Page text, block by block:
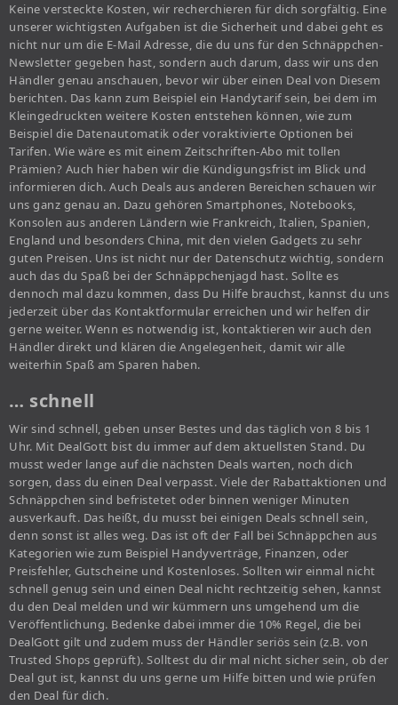
Keine versteckte Kosten, wir recherchieren für dich sorgfältig. Eine
unserer wichtigsten Aufgaben ist die Sicherheit und dabei geht es
nicht nur um die E-Mail Adresse, die du uns für den Schnäppchen-
Newsletter gegeben hast, sondern auch darum, dass wir uns den
Händler genau anschauen, bevor wir über einen Deal von Diesem
berichten. Das kann zum Beispiel ein Handytarif sein, bei dem im
Kleingedruckten weitere Kosten entstehen können, wie zum
Beispiel die Datenautomatik oder voraktivierte Optionen bei
Tarifen. Wie wäre es mit einem Zeitschriften-Abo mit tollen
Prämien? Auch hier haben wir die Kündigungsfrist im Blick und
informieren dich. Auch Deals aus anderen Bereichen schauen wir
uns ganz genau an. Dazu gehören Smartphones, Notebooks,
Konsolen aus anderen Ländern wie Frankreich, Italien, Spanien,
England und besonders China, mit den vielen Gadgets zu sehr
guten Preisen. Uns ist nicht nur der Datenschutz wichtig, sondern
auch das du Spaß bei der Schnäppchenjagd hast. Sollte es
dennoch mal dazu kommen, dass Du Hilfe brauchst, kannst du uns
jederzeit über das Kontaktformular erreichen und wir helfen dir
gerne weiter. Wenn es notwendig ist, kontaktieren wir auch den
Händler direkt und klären die Angelegenheit, damit wir alle
weiterhin Spaß am Sparen haben.
… schnell
Wir sind schnell, geben unser Bestes und das täglich von 8 bis 1
Uhr. Mit DealGott bist du immer auf dem aktuellsten Stand. Du
musst weder lange auf die nächsten Deals warten, noch dich
sorgen, dass du einen Deal verpasst. Viele der Rabattaktionen und
Schnäppchen sind befristetet oder binnen weniger Minuten
ausverkauft. Das heißt, du musst bei einigen Deals schnell sein,
denn sonst ist alles weg. Das ist oft der Fall bei Schnäppchen aus
Kategorien wie zum Beispiel Handyverträge, Finanzen, oder
Preisfehler, Gutscheine und Kostenloses. Sollten wir einmal nicht
schnell genug sein und einen Deal nicht rechtzeitig sehen, kannst
du den Deal melden und wir kümmern uns umgehend um die
Veröffentlichung. Bedenke dabei immer die 10% Regel, die bei
DealGott gilt und zudem muss der Händler seriös sein (z.B. von
Trusted Shops geprüft). Solltest du dir mal nicht sicher sein, ob der
Deal gut ist, kannst du uns gerne um Hilfe bitten und wie prüfen
den Deal für dich.